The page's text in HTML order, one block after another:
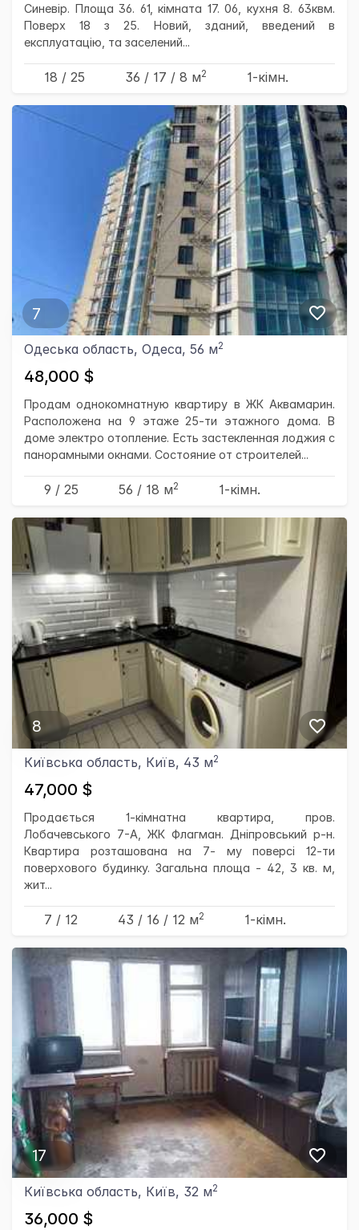
Синевір. Площа 36. 61, кімната 17. 06, кухня 8. 63квм.
Поверх 18 з 25. Новий, зданий, введений в
експлуатацію, та заселений...
18 / 25 36 / 17 / 8 м2 1-кімн.
7
Одеська область, Одеса, 56 м2
48,000 $
Продам однокомнатную квартиру в ЖК Аквамарин.
Расположена на 9 этаже 25-ти этажного дома. В
доме электро отопление. Есть застекленная лоджия с
панорамными окнами. Состояние от строителей...
9 / 25 56 / 18 м2 1-кімн.
8
Київська область, Київ, 43 м2
47,000 $
Продається 1-кімнатна квартира, пров.
Лобачевського 7-А, ЖК Флагман. Дніпровський р-н.
Квартира розташована на 7- му поверсі 12-ти
поверхового будинку. Загальна площа - 42, 3 кв. м,
жит...
7 / 12 43 / 16 / 12 м2 1-кімн.
17
Київська область, Київ, 32 м2
36,000 $